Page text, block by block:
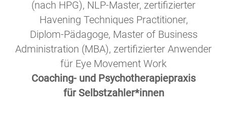
(nach HPG), NLP-Master, zertifizierter
Havening Techniques Practitioner,
Diplom-Pädagoge, Master of Business
Administration (MBA), zertifizierter Anwender
für Eye Movement Work
Coaching- und Psychotherapiepraxis
für Selbstzahler*innen